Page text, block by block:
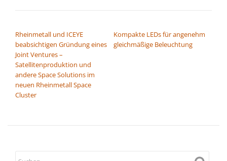
Rheinmetall und ICEYE
beabsichtigen Gründung eines
Joint Ventures –
Satellitenproduktion und
andere Space Solutions im
neuen Rheinmetall Space
Cluster
Kompakte LEDs für angenehm
gleichmäßige Beleuchtung